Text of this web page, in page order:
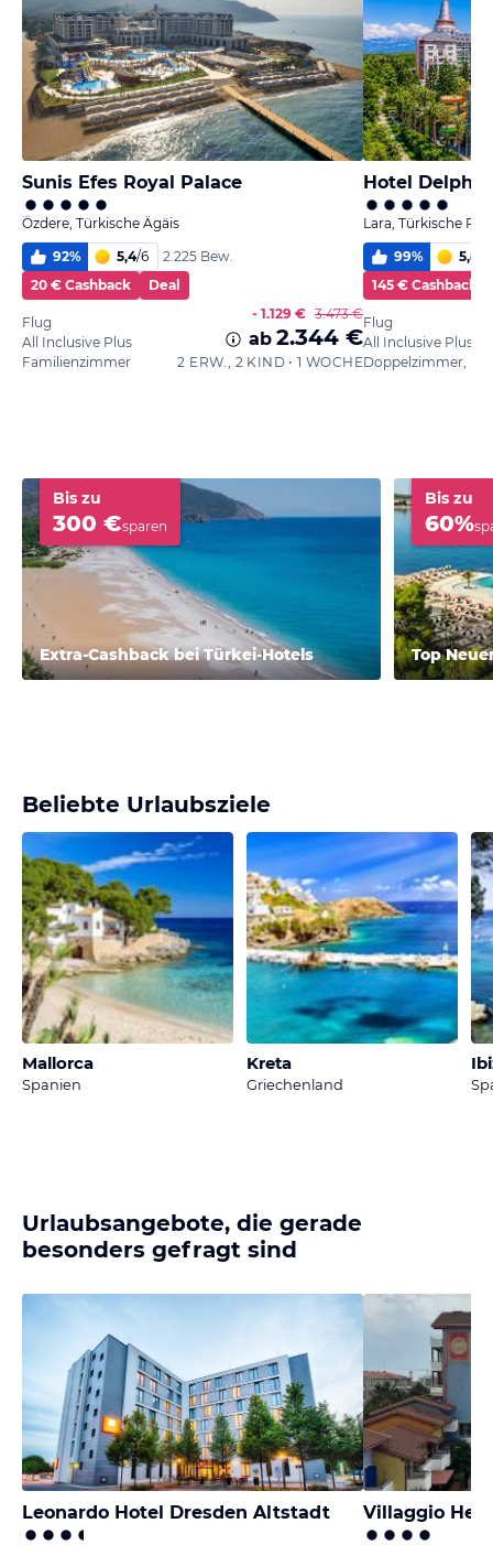
Sunis Efes Royal Palace
Özdere, Türkische Ägäis
92% 5,4/6
2.225 Bew.
20 € Cashback
Deal
Flug
All Inclusive Plus
Familienzimmer
- 1.129 € 3.473 €
ab 2.344 €
2 ERW., 2 KIND • 1 WOCHE
Hotel
Lara, Türkische
99% 5,8
145 € Cashback
Flug
All Inclusive Plus
Bis zu
300 €sparen
Extra-Cashback bei Türkei-Hotels
Bis zu
60%
Top
Beliebte Urlaubsziele
Mallorca
Spanien
Kreta
Griechenland
Urlaubsangebote, die gerade
besonders gefragt sind
Leonardo Hotel Dresden Altstadt Villaggio